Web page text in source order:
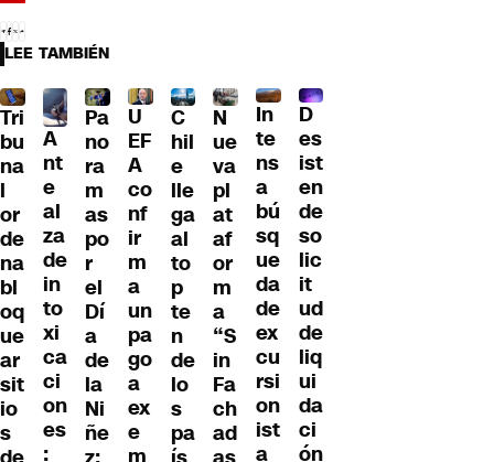
LEE TAMBIÉN
Tri
bu
na
l
or
de
na
bl
oq
ue
ar
sit
io
s
A
nt
e
al
za
de
in
to
xi
ca
ci
on
es
:
Pa
no
ra
m
as
po
r
el
Dí
a
de
la
Ni
ñe
U
EF
A
co
nf
ir
m
a
un
pa
go
a
ex
e
m
C
hil
e
lle
ga
al
to
p
te
n
de
lo
s
pa
N
ue
va
pl
at
af
or
m
a
“S
in
Fa
ch
ad
In
te
ns
a
bú
sq
ue
da
de
ex
cu
rsi
on
ist
a
D
es
ist
en
de
so
lic
it
ud
de
liq
ui
da
ci
ón